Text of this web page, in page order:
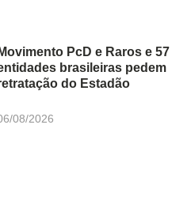
Movimento PcD e Raros e 57
brasileiras pedem
do Estadão
08/2026